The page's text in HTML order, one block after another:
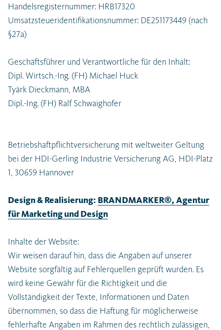
Handelsregisternummer: HRB17320
Umsatzsteueridentifikationsnummer: DE251173449 (nach
§27a)
Geschäftsführer und Verantwortliche für den Inhalt:
Dipl. Wirtsch.-Ing. (FH) Michael Huck
Tyärk Dieckmann, MBA
Dipl.-Ing. (FH) Ralf Schwaighofer
Betriebshaftpflichtversicherung mit weltweiter Geltung
bei der HDI-Gerling Industrie Versicherung AG, HDI-Platz
1, 30659 Hannover
Design & Realisierung: BRANDMARKER®, Agentur
für Marketing und Design
Inhalte der Website:
Wir weisen darauf hin, dass die Angaben auf unserer
Website sorgfältig auf Fehlerquellen geprüft wurden. Es
wird keine Gewähr für die Richtigkeit und die
Vollständigkeit der Texte, Informationen und Daten
übernommen, so dass die Haftung für möglicherweise
fehlerhafte Angaben im Rahmen des rechtlich zulässigen,